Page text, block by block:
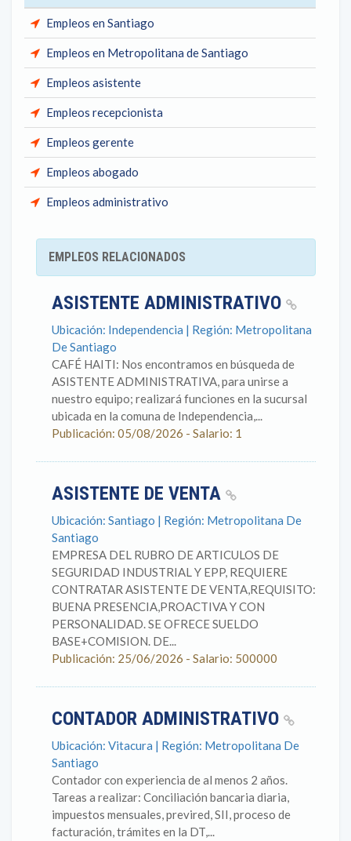
Empleos en Santiago
Empleos en Metropolitana de Santiago
Empleos asistente
Empleos recepcionista
Empleos gerente
Empleos abogado
Empleos administrativo
EMPLEOS RELACIONADOS
ASISTENTE ADMINISTRATIVO
Ubicación: Independencia | Región: Metropolitana
De Santiago
CAFÉ HAITI: Nos encontramos en búsqueda de
ASISTENTE ADMINISTRATIVA, para unirse a
nuestro equipo; realizará funciones en la sucursal
ubicada en la comuna de Independencia,...
Publicación: 05/08/2026 - Salario: 1
ASISTENTE DE VENTA
Ubicación: Santiago | Región: Metropolitana De
Santiago
EMPRESA DEL RUBRO DE ARTICULOS DE
SEGURIDAD INDUSTRIAL Y EPP, REQUIERE
CONTRATAR ASISTENTE DE VENTA,REQUISITO:
BUENA PRESENCIA,PROACTIVA Y CON
PERSONALIDAD. SE OFRECE SUELDO
BASE+COMISION. DE...
Publicación: 25/06/2026 - Salario: 500000
CONTADOR ADMINISTRATIVO
Ubicación: Vitacura | Región: Metropolitana De
Santiago
Contador con experiencia de al menos 2 años.
Tareas a realizar: Conciliación bancaria diaria,
impuestos mensuales, previred, SII, proceso de
facturación, trámites en la DT,...